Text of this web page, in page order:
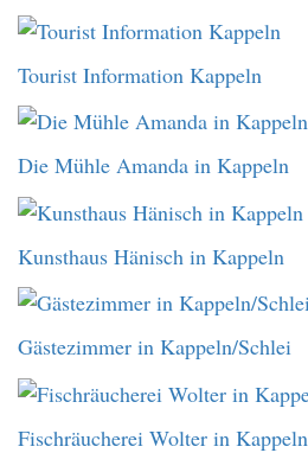
Tourist Information Kappeln
Die Mühle Amanda in Kappeln
Kunsthaus Hänisch in Kappeln
Gästezimmer in Kappeln/Schlei
Fischräucherei Wolter in Kappeln